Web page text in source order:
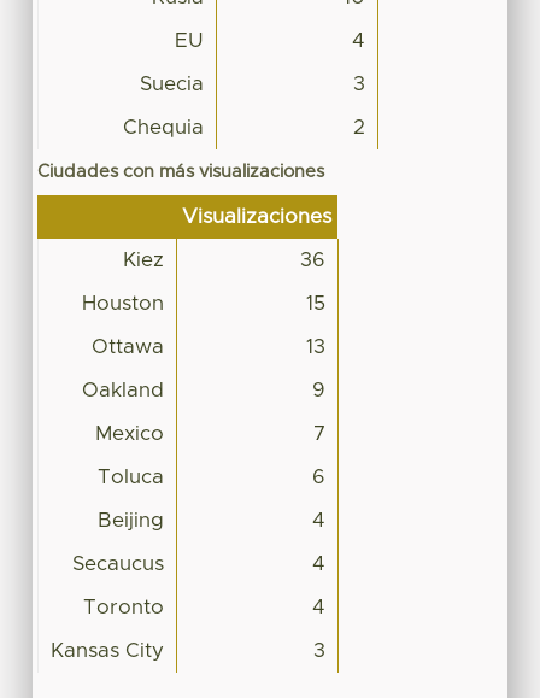
EU 4
Suecia 3
Chequia 2
Ciudades con más visualizaciones
Visualizaciones
Kiez 36
Houston 15
Ottawa 13
Oakland 9
Mexico 7
Toluca 6
Beijing 4
Secaucus 4
Toronto 4
Kansas City 3